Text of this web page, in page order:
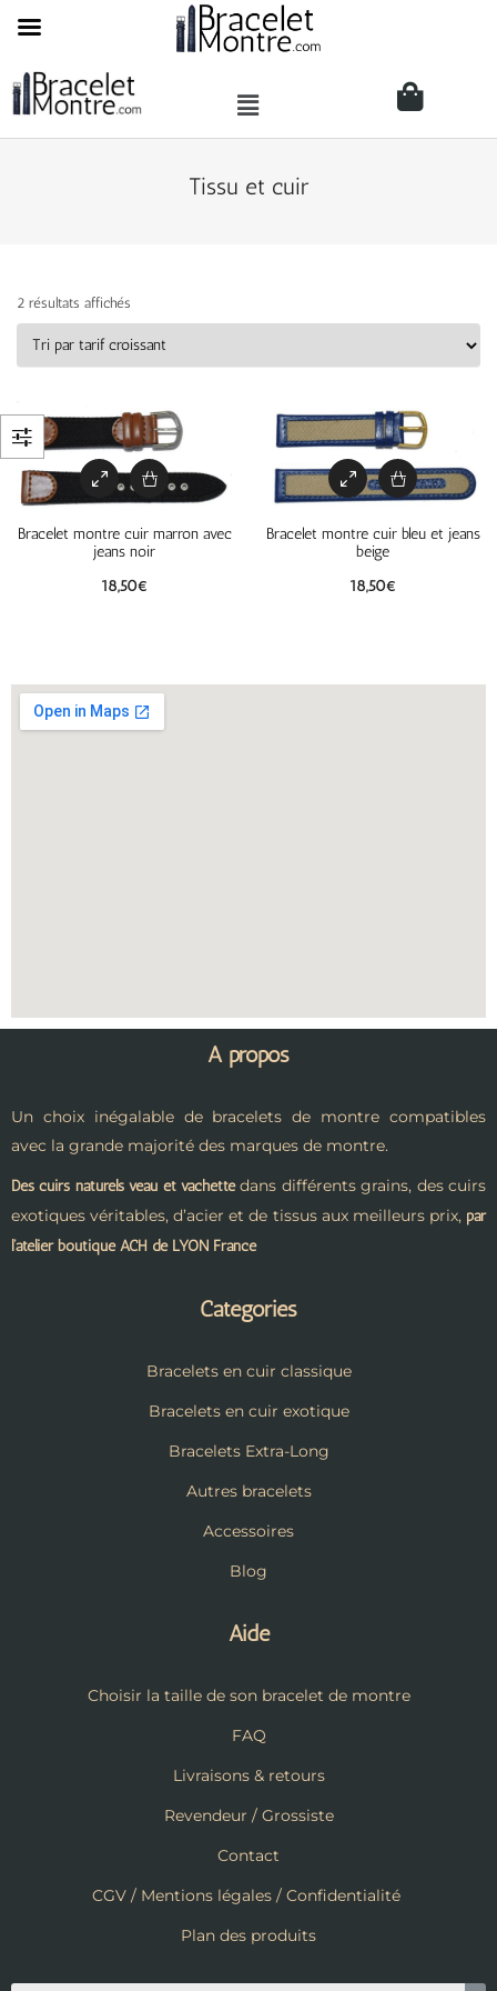
Tissu et cuir
2 résultats affichés
Bracelet montre cuir marron avec
jeans noir
18,50€
Bracelet montre cuir bleu et jeans
beige
18,50€
A propos
Un choix inégalable de bracelets de montre compatibles
avec la grande majorité des marques de montre.
Des cuirs naturels veau et vachettedans différents grains, des cuirs
exotiques véritables, d’acier et de tissus aux meilleurs prix, par
l’atelier boutique ACH de LYON France
Catégories
Bracelets en cuir classique
Bracelets en cuir exotique
Bracelets Extra-Long
Autres bracelets
Accessoires
Blog
Aide
Choisir la taille de son bracelet de montre
FAQ
Livraisons & retours
Revendeur / Grossiste
Contact
CGV / Mentions légales / Confidentialité
Plan des produits